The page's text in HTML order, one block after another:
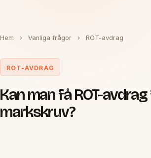
Hem › Vanliga frågor › ROT-avdrag
ROT-AVDRAG
Kan man få ROT-
markskruv?